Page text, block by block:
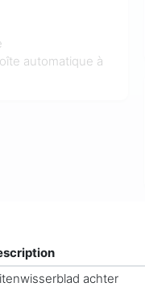
automatique à
achter